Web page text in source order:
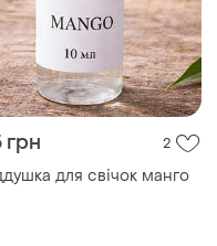
грн 2
для свічок манго